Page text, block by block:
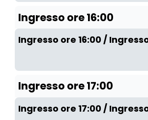
Ingresso ore 16:00
Ingresso ore 16:00 /
Ingresso ore 17:00
Ingresso ore 17:00 /